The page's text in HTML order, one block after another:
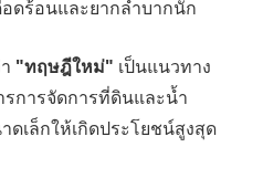
ดร้อนและยากลำบากนัก
"ทฤษฎีใหม่" เป็นแนวทาง
การจัดการที่ดินและน้ำ
ดเล็กให้เกิดประโยชน์สูงสุด